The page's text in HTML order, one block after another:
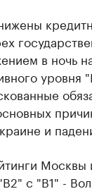
в ночь
уровня
и
Москвы
с "B1" -